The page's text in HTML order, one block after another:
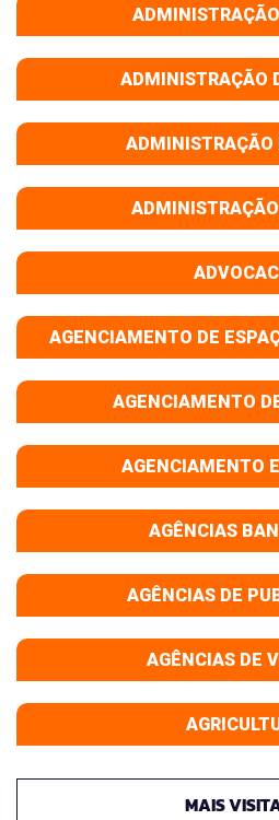
ADMINISTRAÇÃO
ADMINISTRAÇÃO
AGENCIAMENTO DE
AGENCIAMENTO
AGENCIAMENTO
AGÊNCIAS
AGÊNCIAS DE
AGÊNCIAS DE
MAIS